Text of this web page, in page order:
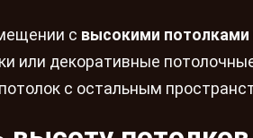
с высокими потолками
или декоративные
с остальным